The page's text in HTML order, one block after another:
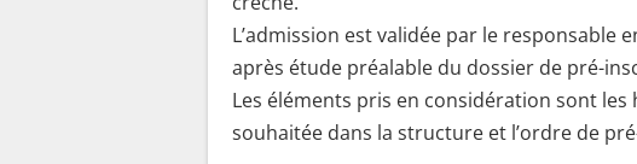
L’admission est validée par le responsable
après étude préalable du dossier de pré-
Les éléments pris en considération sont les
souhaitée dans la structure et l’ordre de